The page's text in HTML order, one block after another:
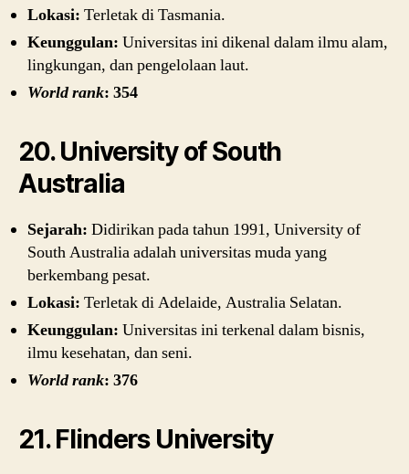
Lokasi: Terletak di Tasmania.
Keunggulan: Universitas ini dikenal dalam ilmu alam,
lingkungan, dan pengelolaan laut.
World rank: 354
20. University of South
Australia
Sejarah: Didirikan pada tahun 1991, University of
South Australia adalah universitas muda yang
berkembang pesat.
Lokasi: Terletak di Adelaide, Australia Selatan.
Keunggulan: Universitas ini terkenal dalam bisnis,
ilmu kesehatan, dan seni.
World rank: 376
21. Flinders University